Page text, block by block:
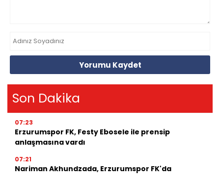
Yorumu Kaydet
Son Dakika
07:23
Erzurumspor FK, Festy Ebosele ile prensip
anlaşmasına vardı
07:21
Nariman Akhundzada, Erzurumspor FK'da